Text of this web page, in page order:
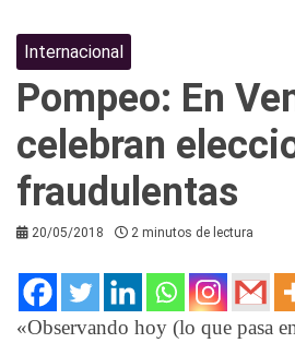
Internacional
Pompeo: En
celebran
fraudulentas
20/05/2018 2 minutos de lectura
«Observando hoy (lo que pasa